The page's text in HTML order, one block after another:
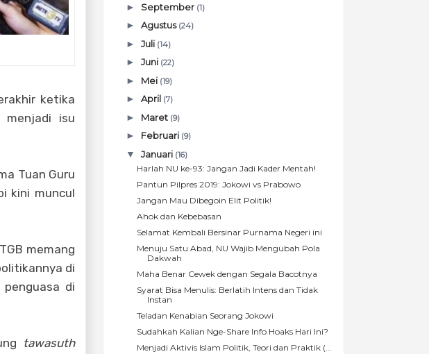
ketika
menjadi isu
Tuan Guru
kini muncul
memang
di
di
tawasuth
► September (1)
►Agustus (24)
►Juli (14)
►Juni (22)
► Mei (19)
►April (7)
► Maret (9)
► Februari (9)
▼Januari (16)
Harlah NU ke-93: Jangan Jadi Kader Mentah!
Pantun Pilpres 2019: Jokowi vs Prabowo
Jangan Mau Dibegoin Elit Politik!
Ahok dan Kebebasan
Selamat Kembali Bersinar Purnama Negeri ini
Menuju Satu Abad, NU Wajib Mengubah Pola
Dakwah
Maha Benar Cewek dengan Segala Bacotnya
Syarat Bisa Menulis: Berlatih Intens dan Tidak
Instan
Teladan Kenabian Seorang Jokowi
Sudahkah Kalian Nge-Share Info Hoaks Hari Ini?
Menjadi Aktivis Islam Politik, Teori dan Praktik (...